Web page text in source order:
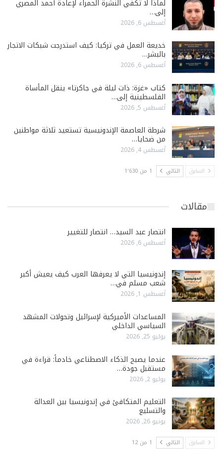
لماذا لا تكفي النشرة الحمراء لإعادة أحمد المصري
إلى…
أغسطس 6, 2026
خديعة العمل في تركيا: كيف استدرجت شبكات الاتجار
بالبشر…
أغسطس 6, 2026
كتاب «غزة: ذات ليلة في جاكرتا» ينقل المأساة
الفلسطينية إلى…
أغسطس 5, 2026
شرطة العاصمة الإندونيسية تستعيد ثلاثة مواطنين
من ضحايا…
أغسطس 4, 2026
السابق التالي 1 من 1٬630
مقالات
انتصار عبد السيد… انتصار للتغيير
أغسطس 6, 2026
إندونيسيا التي لا يعرفها العرب كيف يعيش أكبر
شعب مسلم في…
أغسطس 1, 2026
المساعدات الأميركية لإسرائيل وتحولات المشهد
السياسي الداخلي
يوليو 25, 2026
عندما يصبح الذكاء الاصطناعي خادماً: قراءة في
مستقبل جودة…
يوليو 2, 2026
التعليم المتكافئ في إندونيسيا بين العدالة
والتسليع
يونيو 26, 2026
السابق التالي 1 من 12